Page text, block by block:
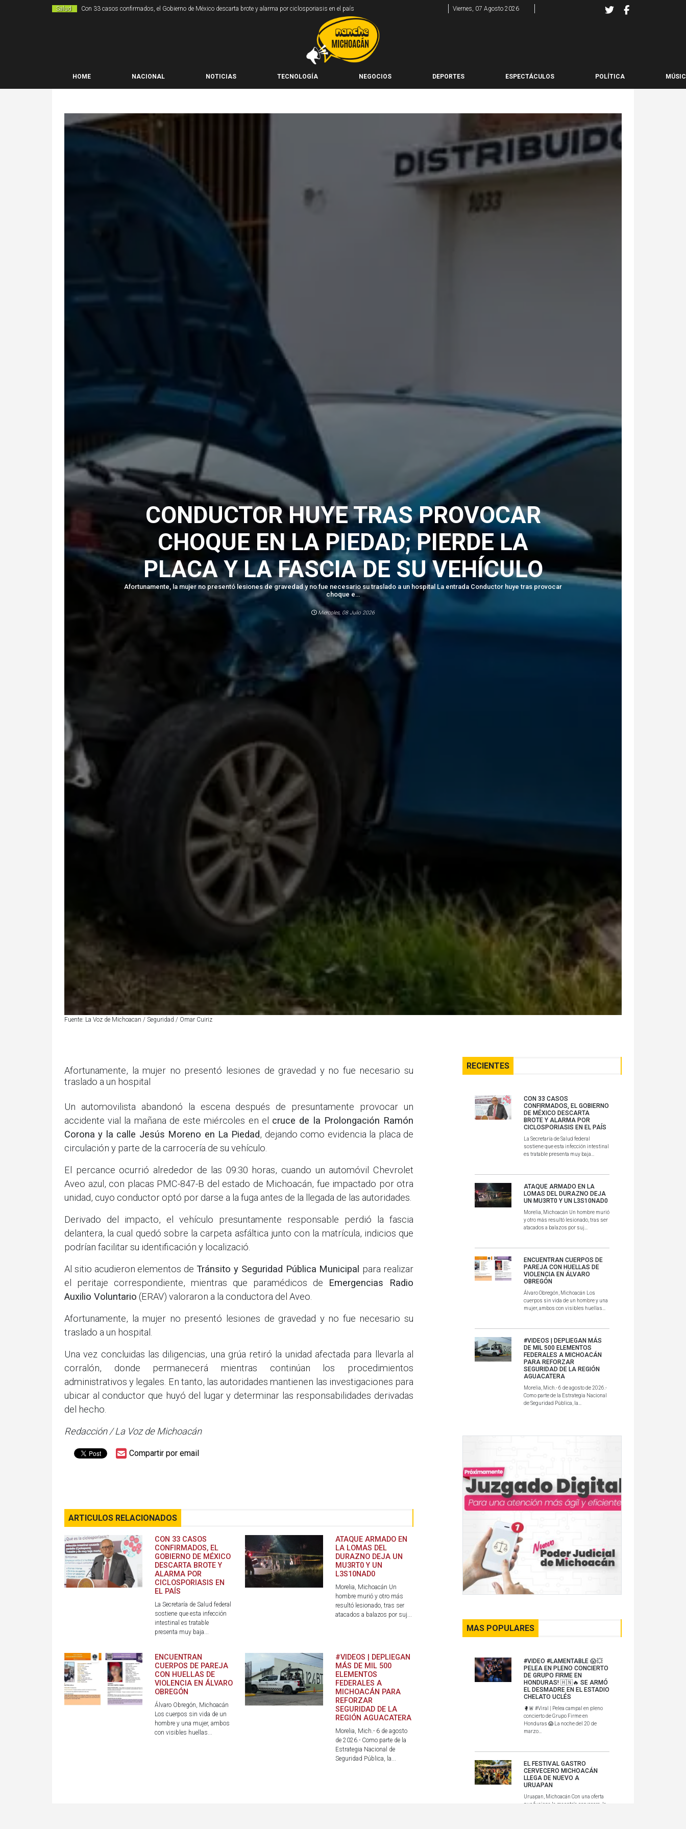
Salud Con 33 casos confirmados, el Gobierno de México descarta brote y alarma por ciclosporiasis en el país Viernes, 07 Agosto 2026
HOME NACIONAL NOTICIAS TECNOLOGÍA NEGOCIOS DEPORTES ESPECTÁCULOS POLÍTICA
CONDUCTOR HUYE TRAS PROVOCAR
CHOQUE EN LA PIEDAD; PIERDE LA
PLACA Y LA FASCIA DE SU VEHÍCULO
Afortunamente, la mujer no presentó lesiones de gravedad y no fue necesario su traslado a un hospital La entrada Conductor huye tras provocar
choque e...
Miercoles, 08 Julio 2026
Fuente: La Voz de Michoacan / Seguridad / Omar Cuiriz
Afortunamente, la mujer no presentó lesiones de gravedad y no fue necesario su
traslado a un hospital
Un automovilista abandonó la escena después de presuntamente provocar un
accidente vial la mañana de este miércoles en el cruce de la Prolongación Ramón
Corona y la calle Jesús Moreno en La Piedad, dejando como evidencia la placa de
circulación y parte de la carrocería de su vehículo.
El percance ocurrió alrededor de las 09:30 horas, cuando un automóvil Chevrolet
Aveo azul, con placas PMC-847-B del estado de Michoacán, fue impactado por otra
unidad, cuyo conductor optó por darse a la fuga antes de la llegada de las autoridades.
Derivado del impacto, el vehículo presuntamente responsable perdió la fascia
delantera, la cual quedó sobre la carpeta asfáltica junto con la matrícula, indicios que
podrían facilitar su identificación y localizació.
Al sitio acudieron elementos deTránsito y Seguridad Pública Municipal para realizar
el peritaje correspondiente, mientras que paramédicos de Emergencias Radio
Auxilio Voluntario (ERAV) valoraron a la conductora del Aveo.
Afortunamente, la mujer no presentó lesiones de gravedad y no fue necesario su
traslado a un hospital.
Una vez concluidas las diligencias, una grúa retiró la unidad afectada para llevarla al
corralón, donde permanecerá mientras continúan los procedimientos
administrativos y legales. En tanto, las autoridades mantienen las investigaciones para
ubicar al conductor que huyó del lugar y determinar las responsabilidades derivadas
del hecho.
Redacción / La Voz de Michoacán
Compartir por email
ARTICULOS RELACIONADOS
CON 33 CASOS
CONFIRMADOS, EL
GOBIERNO DE MÉXICO
DESCARTA BROTE Y
ALARMA POR
CICLOSPORIASIS EN
EL PAÍS
La Secretaría de Salud federal
sostiene que esta infección
intestinal es tratable
presenta muy baja...
ATAQUE ARMADO EN
LA LOMAS DEL
DURAZNO DEJA UN
MU3RT0 Y UN
L3S10NAD0
Morelia, Michoacán Un
hombre murió y otro más
resultó lesionado, tras ser
atacados a balazos por suj...
ENCUENTRAN
CUERPOS DE PAREJA
CON HUELLAS DE
VIOLENCIA EN ÁLVARO
OBREGÓN
Álvaro Obregón, Michoacán
Los cuerpos sin vida de un
hombre y una mujer, ambos
con visibles huellas...
#VIDEOS | DEPLIEGAN
MÁS DE MIL 500
ELEMENTOS
FEDERALES A
MICHOACÁN PARA
REFORZAR
SEGURIDAD DE LA
REGIÓN AGUACATERA
Morelia, Mich.- 6 de agosto
de 2026.- Como parte de la
Estrategia Nacional de
Seguridad Pública, la...
RECIENTES
CON 33 CASOS
CONFIRMADOS, EL GOBIERNO
DE MÉXICO DESCARTA
BROTE Y ALARMA POR
CICLOSPORIASIS EN EL PAÍS
La Secretaría de Salud federal
sostiene que esta infección intestinal
es tratable presenta muy baja...
ATAQUE ARMADO EN LA
LOMAS DEL DURAZNO DEJA
UN MU3RT0 Y UN L3S10NAD0
Morelia, Michoacán Un hombre murió
y otro más resultó lesionado, tras ser
atacados a balazos por suj...
ENCUENTRAN CUERPOS DE
PAREJA CON HUELLAS DE
VIOLENCIA EN ÁLVARO
OBREGÓN
Álvaro Obregón, Michoacán Los
cuerpos sin vida de un hombre y una
mujer, ambos con visibles huellas...
#VIDEOS | DEPLIEGAN MÁS
DE MIL 500 ELEMENTOS
FEDERALES A MICHOACÁN
PARA REFORZAR
SEGURIDAD DE LA REGIÓN
AGUACATERA
Morelia, Mich.- 6 de agosto de 2026.-
Como parte de la Estrategia Nacional
de Seguridad Pública, la...
MAS POPULARES
#VIDEO #LAMENTABLE 😱💥
PELEA EN PLENO CONCIERTO
DE GRUPO FIRME EN
HONDURAS! 🇭🇳🔥 SE ARMÓ
EL DESMADRE EN EL ESTADIO
CHELATO UCLÉS
🥊🚨 #Viral | Pelea campal en pleno
concierto de Grupo Firme en
Honduras 😱 La noche del 20 de
marzo...
EL FESTIVAL GASTRO
CERVECERO MICHOACÁN
LLEGA DE NUEVO A
URUAPAN
Uruapan, Michoacán Con una oferta
que fusiona la maestría cervecera, la